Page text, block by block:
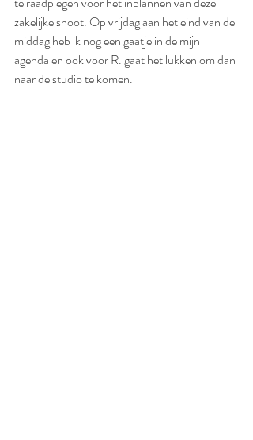
zakelijke shoot. Op vrijdag aan het eind van de
middag heb ik nog een gaatje in de mijn
agenda en ook voor R. gaat het lukken om dan
naar de studio te komen.